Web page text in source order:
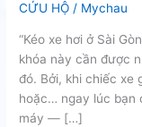
CỨU HỘ / Mychau
“Kéo xe hơi ở Sài
khóa này cần được
đó. Bởi, khi chiếc xe
hoặc… ngay lúc bạn
máy — […]